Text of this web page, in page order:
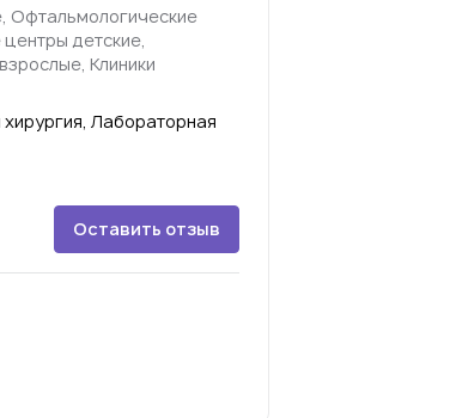
Офтальмологические
детские,
Клиники
Лабораторная
Оставить отзыв